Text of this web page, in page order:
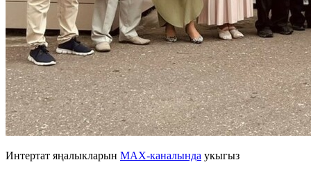
Интертат яңалыкларын MAX-каналында укыгыз